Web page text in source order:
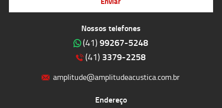
Nossos telefones
(41) 99267-5248
(41) 3379-2258
amplitude@amplitudeacustica.com.br
Endereço